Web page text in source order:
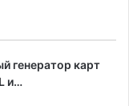
генератор карт
и…